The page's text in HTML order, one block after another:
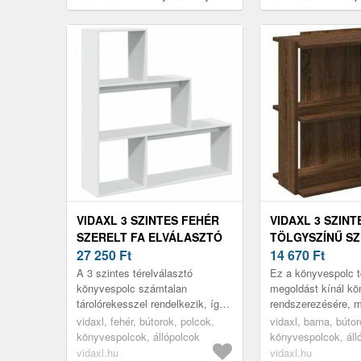
30 x 105 cm
5 cm
VIDAXL 3 SZINTES FEHÉR
SZERELT FA ELVÁLASZTÓ
KÖNYVESPOLC 123X29X123
CM
27 250 Ft
A 3 szintes térelválasztó
könyvespolc számtalan
tárolórekesszel rendelkezik, így
tökéletes a helyiség stílusos
elrendezéséhez!
vidaxl, fehér, bútorok, polcok,
könyvespolcok, állópolcok
vidaxl.hu
VIDAXL 3
TÖLGYSZÍNŰ
KÖNYVESPOLC
CM
14 670 Ft
Ez a könyvespolc
megoldást kínál
rendszerezésére,
stílusos és
kiegészítője
vidaxl, barna,
könyvespolcok,
vidaxl.hu